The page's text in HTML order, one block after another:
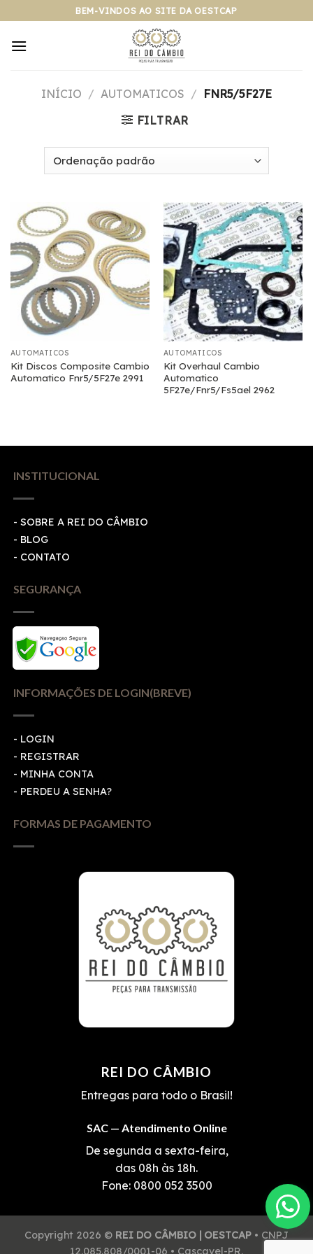
para
BEM-VINDOS AO SITE DA OESTCAP
INÍCIO / AUTOMATICOS / FNR5/5F27E
FILTRAR
AUTOMATICOS
Kit Discos Composite Cambio
Automatico Fnr5/5F27e 2991
AUTOMATICOS
Kit Overhaul Cambio
Automatico
5F27e/Fnr5/Fs5ael 2962
INSTITUCIONAL
- SOBRE A REI DO CÂMBIO
- BLOG
- CONTATO
SEGURANÇA
INFORMAÇÕES DE LOGIN(BREVE)
- LOGIN
- REGISTRAR
- MINHA CONTA
- PERDEU A SENHA?
FORMAS DE PAGAMENTO
REI DO CÂMBIO
Entregas para todo o Brasil!
SAC — Atendimento Online
De segunda a sexta-feira,
das 08h às 18h.
Fone:0800 052 3500
Copyright 2026 © REI DO CÂMBIO | OESTCAP • CNPJ
12.085.808/0001-06 • Cascavel-PR.